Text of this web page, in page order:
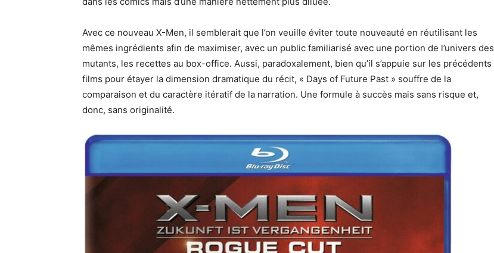
Avec ce nouveau X-Men, il semblerait que l’on veuille éviter toute nouveauté en réutilisant les
mêmes ingrédients afin de maximiser, avec un public familiarisé avec une portion de l’univers des
mutants, les recettes au box-office. Aussi, paradoxalement, bien qu’il s’appuie sur les précédents
films pour étayer la dimension dramatique du récit, « Days of Future Past » souffre de la
comparaison et du caractère itératif de la narration. Une formule à succès mais sans risque et,
donc, sans originalité.